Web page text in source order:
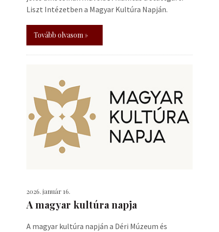
Liszt Intézetben a Magyar Kultúra Napján.
Tovább olvasom »
2026. január 16.
A magyar kultúra napja
A magyar kultúra napján a Déri Múzeum és